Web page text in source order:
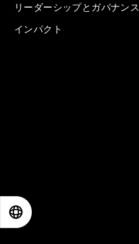
リーダーシップとガバナンス
インパクト